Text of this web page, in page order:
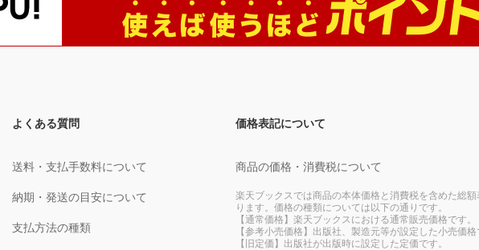
よくある質問
送料・支払手数料について
納期・発送の目安について
支払方法の種類
価格表記について
商品の価格・消費税について
楽天ブックスでは商品の本体価格と消費税を含めた総額
ります。価格の種類については以下の通りです。
【通常価格】楽天ブックスにおける通常販売価格です。
【参考小売価格】出版社、製造元等が設定した小売価格
【旧定価】出版社が出版時に設定した定価です。